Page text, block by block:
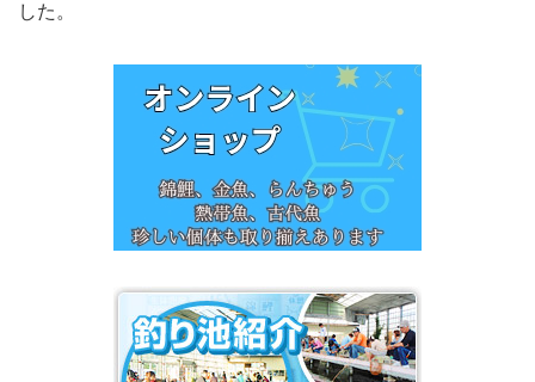
した。